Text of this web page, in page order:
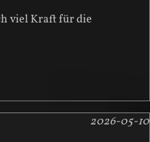
viel Kraft für die
2026-05-10